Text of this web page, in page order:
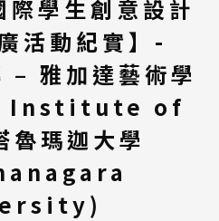
際學生創意設計
活動紀實】-
雅加達藝術學
Institute of
瑪迦大學